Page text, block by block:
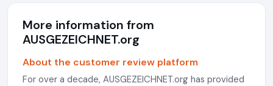
More information from
AUSGEZEICHNET.org
About the customer review platform
For over a decade, AUSGEZEICHNET.org has provided